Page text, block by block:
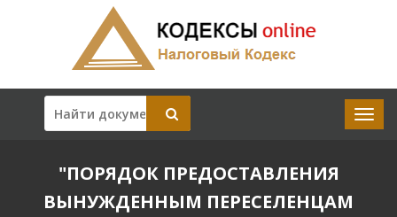
"ПОРЯДОК ПРЕДОСТАВЛЕНИЯ
ВЫНУЖДЕННЫМ ПЕРЕСЕЛЕНЦАМ